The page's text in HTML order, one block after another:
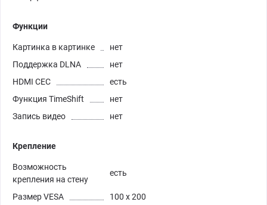
Функции
Картинка в картинке
нет
Поддержка DLNA
нет
HDMI CEC
есть
Функция TimeShift
нет
Запись видео
нет
Крепление
Возможность
крепления на стену
есть
Размер VESA
100 x 200